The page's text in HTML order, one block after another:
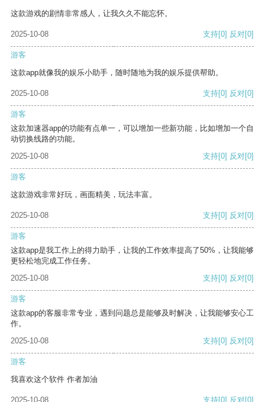
这款游戏的剧情非常感人，让我久久不能忘怀。
2025-10-08 支持[0] 反对[0]
游客
这款app就像我的娱乐小助手，随时随地为我的娱乐提供帮助。
2025-10-08 支持[0] 反对[0]
游客
这款加速器app的功能有点单一，可以增加一些新功能，比如增加一个自
动切换线路的功能。
2025-10-08
支持[0] 反对[0]
游客
这款游戏非常好玩，画面精美，玩法丰富。
2025-10-08 支持[0] 反对[0]
游客
这款app是我工作上的得力助手，让我的工作效率提高了50%，让我能够
更轻松地完成工作任务。
2025-10-08
支持[0] 反对[0]
游客
这款app的客服非常专业，遇到问题总是能够及时解决，让我能够安心工
作。
2025-10-08
支持[0] 反对[0]
游客
我喜欢这个软件 作者加油
2025-10-08 支持[0] 反对[0]